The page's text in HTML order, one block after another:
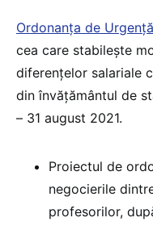
Ordonanța de
cea care stabilește
diferenţelor salariale
din învăţământul de
– 31 august 2021.
Proiectul de
negocierile
profesorilor,